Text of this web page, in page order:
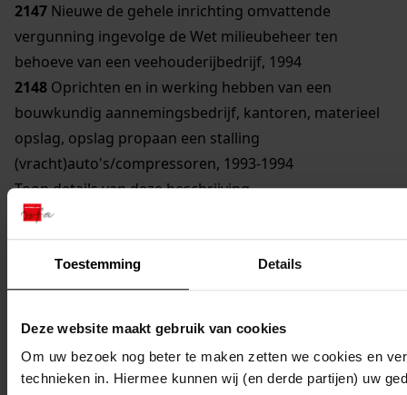
Toestemming Details
Deze website maakt gebruik van cookies
Om uw bezoek nog beter te maken zetten we cookies en
technieken in. Hiermee kunnen wij (en derde partijen) uw
2147 Nieuwe de gehele inrichting omvattende
vergunning ingevolge de Wet milieubeheer ten
behoeve van een veehouderijbedrijf, 1994
2148 Oprichten en in werking hebben van een
bouwkundig aannemingsbedrijf, kantoren, materieel
opslag, opslag propaan een stalling
(vracht)auto's/compressoren, 1993-1994
Toon details van deze beschrijving
2149Oprichten en in werking hebben van een
bouwkundig aannemingsbedrijf, kantoren, materieel
opslag, opslag propaan en stalling
(vracht)auto's/compressoren e.d., 1993-1994
Oprichten en in werking hebben van
akkerbouwbedrijf en veehouderijbedrijf, 1995